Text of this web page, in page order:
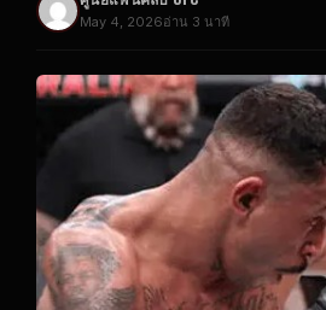
May 4, 2026อ่าน 3 นาที